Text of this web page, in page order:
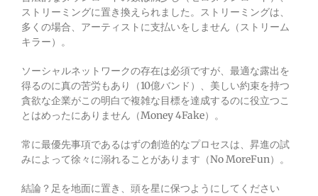
ストリーミングに置き換えられました。ストリーミングは、
多くの場合、アーティストに支払いをしません（ストリーム
キラー）。
ソーシャルネットワークの存在は必須ですが、最適な露出を
得るのに真の苦労もあり（10億バンド）、美しい約束を持つ
貪欲な企業がこの明白で複雑な目標を達成するのに役立つこ
とはめったにありません（Money 4Fake）。
常に最優先事項であるはずの創造的なプロセスは、昇進の試
みによって徐々に溺れることがあります（No MoreFun）。
結論？足を地面に置き、頭を星に保つようにしてください